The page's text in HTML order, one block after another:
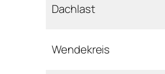
Dachlast
Wendekreis